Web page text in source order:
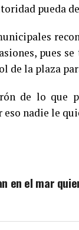
pueda
pues
de la plaza
de lo que
eso nadie le
en el mar